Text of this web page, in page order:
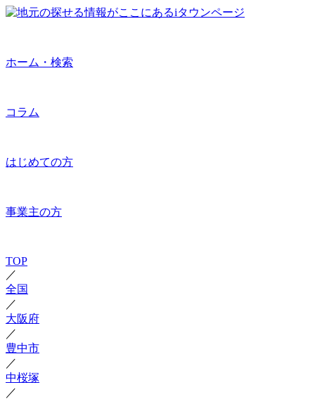
ホーム・検索
コラム
はじめての方
事業主の方
TOP
／
全国
／
大阪府
／
豊中市
／
中桜塚
／